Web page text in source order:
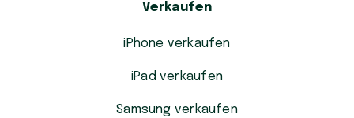
Verkaufen
iPhone verkaufen
iPad verkaufen
Samsung verkaufen